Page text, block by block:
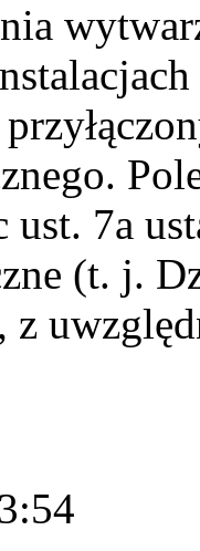
ust. 7a
(t. j.
z